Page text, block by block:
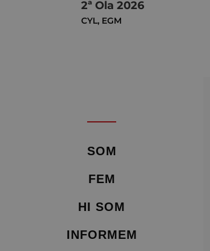
2ª Ola 2026
CYL, EGM
SOM
FEM
HI SOM
INFORMEM